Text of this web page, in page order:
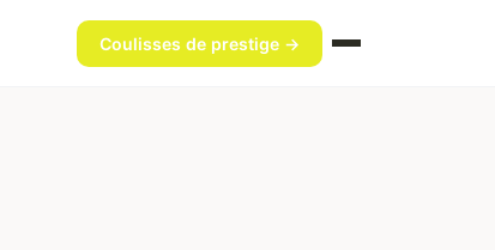
Coulisses de prestige →